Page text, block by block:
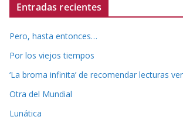
Entradas recientes
Pero, hasta entonces…
Por los viejos tiempos
‘La broma infinita’ de recomendar lecturas
Otra del Mundial
Lunática